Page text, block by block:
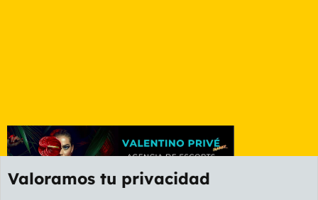
Valoramos tu privacidad